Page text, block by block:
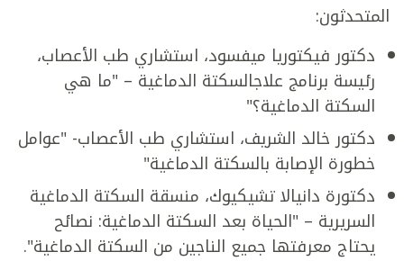
المتحدثون:
دكتور فيكتوريا ميفسود، استشاري طب الأعصاب،
رئيسة برنامج علاجالسكتة الدماغية – "ما هي
السكتة الدماغية؟"
دكتور خالد الشريف، استشاري طب الأعصاب- "عوامل
خطورة الإصابة بالسكتة الدماغية"
دكتورة دانيالا تشيكيوك، منسقة السكتة الدماغية
السريرية – "الحياة بعد السكتة الدماغية: نصائح
يحتاج معرفتها جميع الناجين من السكتة الدماغية".